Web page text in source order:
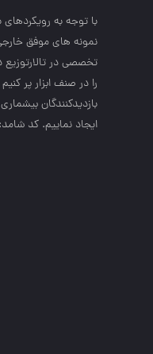
با توجه به رويكردهاي
نمونه هاي موفق
تخصصي در تالارتوزيع
را در صنف ابزار پر
بازديدكنندگان
ايجاد نماييم. کد شامد: 1-1-756538-65-0-2